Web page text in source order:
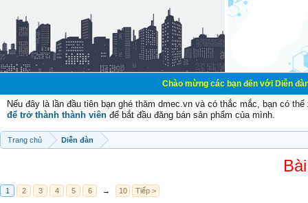
Chào mừng các bạn đến với Diễn đàn Cơ Điện
Nếu đây là lần đầu tiên bạn ghé thăm dmec.vn và có thắc mắc, bạn có
để trở thành thành viên để bắt đầu đăng bán sản phẩm của mình.
Trang chủ Diễn đàn
1 2 3 4 5 6 → 10 Tiếp >